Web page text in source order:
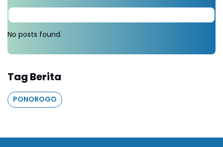
No posts found.
Tag Berita
PONOROGO